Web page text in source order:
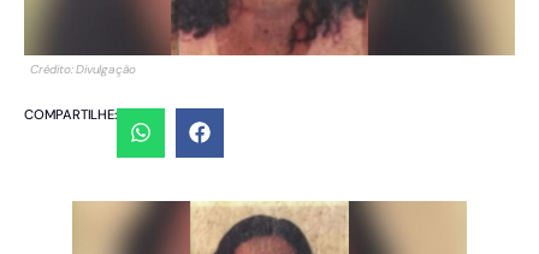
Crédito: Divulgação
COMPARTILHE: